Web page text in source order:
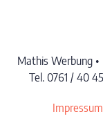
Mathis Werbung •
Tel. 0761 / 40
Impressum